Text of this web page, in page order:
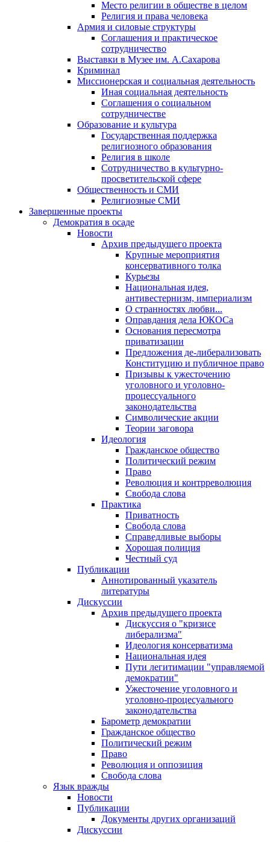
Место религии в обществе в целом
Религия и права человека
Армия и силовые структуры
Соглашения и практическое
сотрудничество
Выставки в Музее им. А.Сахарова
Криминал
Миссионерская и социальная деятельность
Иная социальная деятельность
Соглашения о социальном
сотрудничестве
Образование и культура
Государственная поддержка
религиозного образования
Религия в школе
Сотрудничество в культурно-
просветительской сфере
Общественность и СМИ
Религиозные СМИ
Завершенные проекты
Демократия в осаде
Новости
Архив предыдущего проекта
Крупные мероприятия
консервативного толка
Курьезы
Национальная идея,
антивестернизм, империализм
О странностях любви...
Оправдания дела ЮКОСа
Основания пересмотра
приватизации
Предложения де-либерализовать
Конституцию и публичное право
Призывы к ужесточению
уголовного и уголовно-
процессуального
законодательства
Символические акции
Теории заговора
Идеология
Гражданское общество
Политический режим
Право
Революция и контрреволюция
Свобода слова
Практика
Приватность
Свобода слова
Справедливые выборы
Хорошая полиция
Честный суд
Публикации
Аннотированный указатель
литературы
Дискуссии
Архив предыдущего проекта
Дискуссия о "кризисе
либерализма"
Идеология консерватизма
Национальная идея
Пути легитимации "управляемой
демократии"
Ужесточение уголовного и
уголовно-процесуального
законодательства
Барометр демократии
Гражданское общество
Политический режим
Право
Революция и оппозиция
Свобода слова
Язык вражды
Новости
Публикации
Документы других организаций
Дискуссии